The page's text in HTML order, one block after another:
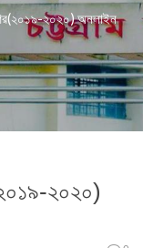
২০২০) অনলাইন
২০২০)